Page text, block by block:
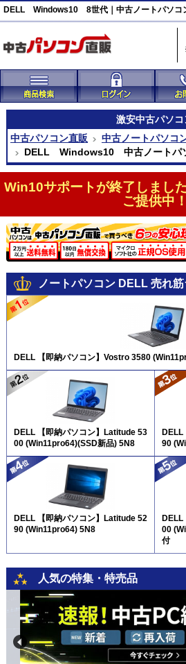
DELL Windows10 8世代｜中古ノートパソコ
激安中古パソコ
中古パソコン直販
中古ノートパソコ
DELL Windows10 中古ノートパ
Win10サポートが終了しまし
ご提供中！
ノートパソコン DELL 売れ
DELL 【即納パソコン】Vostro 3580
DELL 【即納パソコン】Latitude 53
00 (Win11pro64)(SSD新品) 5N8
DELL
90
DELL 【即納パソコン】Latitude 52
90 (Win11pro64) 5N8
DELL
00
付
人気の特集・特売品